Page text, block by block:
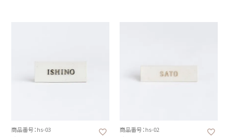
商品番号：hs-03 商品番号：hs-02